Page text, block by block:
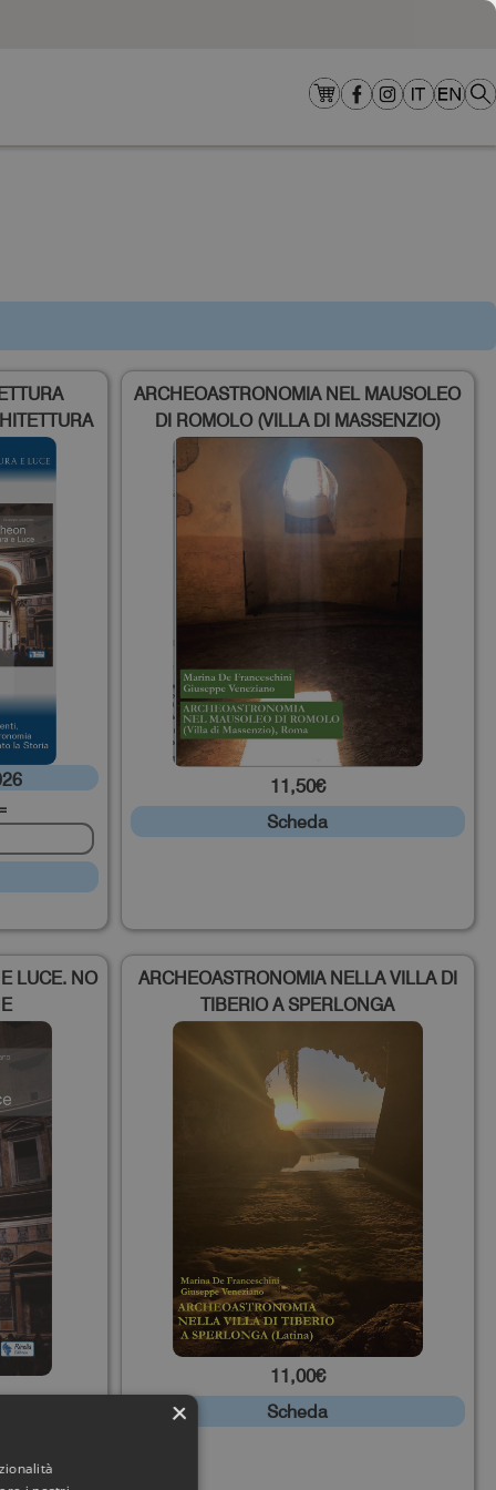
ARCHEOASTRONOMIA NEL MAUSOLEO
DI ROMOLO (VILLA DI MASSENZIO)
11,50€
Scheda
LUCE. NO
ARCHEOASTRONOMIA NELLA VILLA DI
TIBERIO A SPERLONGA
11,00€
Scheda
×